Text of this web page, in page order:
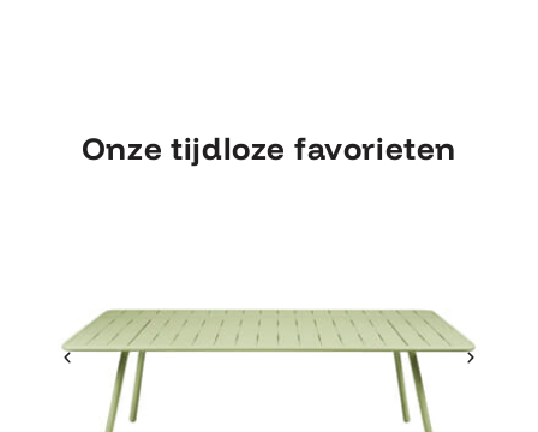
Onze tijdloze favorieten